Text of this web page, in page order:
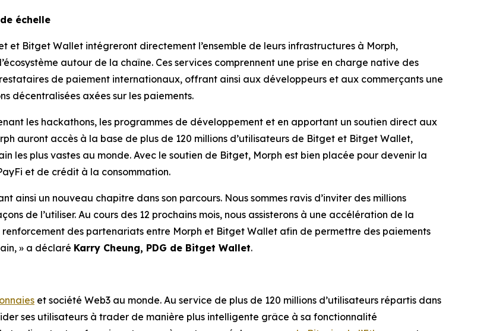
échelle
et Bitget Wallet intégreront directement l’ensemble de leurs infrastructures à Morph,
autour de la chaîne. Ces services comprennent une prise en charge native des
de paiement internationaux, offrant ainsi aux développeurs et aux commerçants une
décentralisées axées sur les paiements.
les hackathons, les programmes de développement et en apportant un soutien direct aux
auront accès à la base de plus de 120 millions d’utilisateurs de Bitget et Bitget Wallet,
les plus vastes au monde. Avec le soutien de Bitget, Morph est bien placée pour devenir la
et de crédit à la consommation.
ainsi un nouveau chapitre dans son parcours. Nous sommes ravis d’inviter des millions
de l’utiliser. Au cours des 12 prochains mois, nous assisterons à une accélération de la
des partenariats entre Morph et Bitget Wallet afin de permettre des paiements
, » a déclaré Karry Cheung, PDG de Bitget Wallet.
et société Web3 au monde. Au service de plus de 120 millions d’utilisateurs répartis dans
ses utilisateurs à trader de manière plus intelligente grâce à sa fonctionnalité